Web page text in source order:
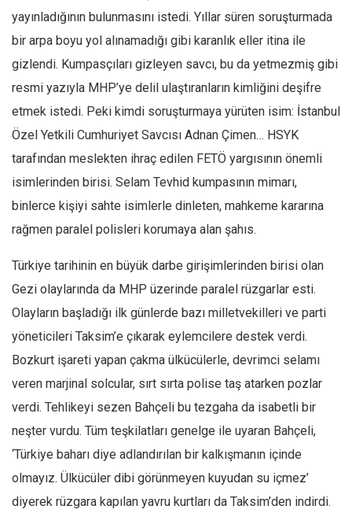
yayınladığının bulunmasını istedi. Yıllar süren soruşturmada
bir arpa boyu yol alınamadığı gibi karanlık eller itina ile
gizlendi. Kumpasçıları gizleyen savcı, bu da yetmezmiş gibi
resmi yazıyla MHP’ye delil ulaştıranların kimliğini deşifre
etmek istedi. Peki kimdi soruşturmaya yürüten isim: İstanbul
Özel Yetkili Cumhuriyet Savcısı Adnan Çimen… HSYK
tarafından meslekten ihraç edilen FETÖ yargısının önemli
isimlerinden birisi. Selam Tevhid kumpasının mimarı,
binlerce kişiyi sahte isimlerle dinleten, mahkeme kararına
rağmen paralel polisleri korumaya alan şahıs.
Türkiye tarihinin en büyük darbe girişimlerinden birisi olan
Gezi olaylarında da MHP üzerinde paralel rüzgarlar esti.
Olayların başladığı ilk günlerde bazı milletvekilleri ve parti
yöneticileri Taksim’e çıkarak eylemcilere destek verdi.
Bozkurt işareti yapan çakma ülkücülerle, devrimci selamı
veren marjinal solcular, sırt sırta polise taş atarken pozlar
verdi. Tehlikeyi sezen Bahçeli bu tezgaha da isabetli bir
neşter vurdu. Tüm teşkilatları genelge ile uyaran Bahçeli,
‘Türkiye baharı diye adlandırılan bir kalkışmanın içinde
olmayız. Ülkücüler dibi görünmeyen kuyudan su içmez’
diyerek rüzgara kapılan yavru kurtları da Taksim’den indirdi.